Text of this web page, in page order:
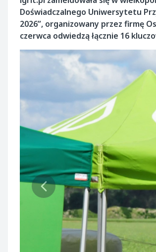
Doświadczalnego Uniwersytetu
2026”, organizowany przez firmę
czerwca odwiedzą łącznie 16